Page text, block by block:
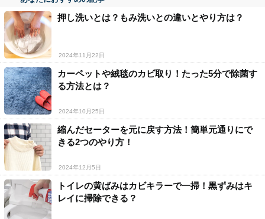
押し洗いとは？もみ洗いとの違いとやり方は？
2024年11月22日
カーペットや絨毯のカビ取り！たった5分で除菌す
る方法とは？
2024年10月25日
縮んだセーターを元に戻す方法！簡単元通りにで
きる2つのやり方！
2024年12月5日
トイレの黄ばみはカビキラーで一掃！黒ずみはキ
レイに掃除できる？